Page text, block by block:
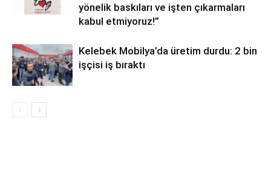
yönelik baskıları ve işten çıkarmaları
kabul etmiyoruz!”
Kelebek Mobilya’da üretim durdu: 2 bin
işçisi iş bıraktı